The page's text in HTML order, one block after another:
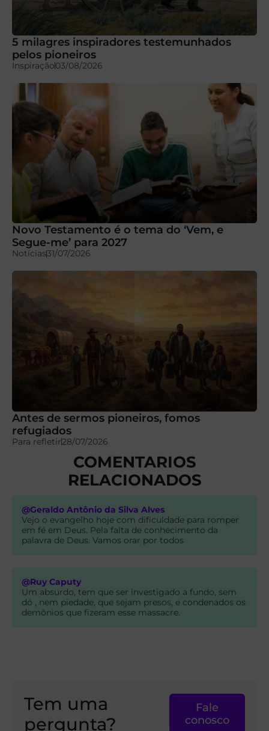
5 milagres inspiradores testemunhados
pelos pioneiros
Inspiração03/08/2026
Novo Testamento é o tema do ‘Vem, e
Segue-me’ para 2027
Notícias31/07/2026
Antes de sermos pioneiros, fomos
refugiados
Para refletir28/07/2026
COMENTARIOS
RELACIONADOS
@Geraldo Antônio da Silva Alves
Vejo o evangelho hoje com dificuldade para romper
em fé em Deus. Pela falta de conhecimento da
palavra de Deus. Vamos orar por todos
@Ruy Caputy
Um absurdo, tem que ser investigado a fundo, sem
dó , nem piedade, que sejam presos, e condenados os
demônios que fizeram esse massacre.
Tem uma
pergunta?
Fale
conosco